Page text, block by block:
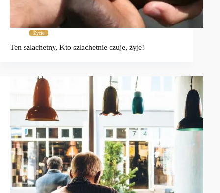
Życie
Ten szlachetny, Kto szlachetnie czuje, żyje!